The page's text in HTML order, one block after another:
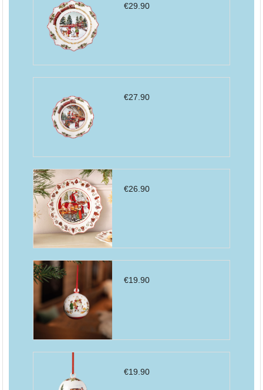
€29.90
€27.90
€26.90
€19.90
€19.90